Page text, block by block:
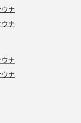
ナ
ナ
ナ
ナ